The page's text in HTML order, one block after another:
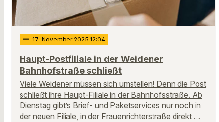
notes 17. November 2025 12:04
Haupt-Postfiliale in der Weidener
Bahnhofstraße schließt
Viele Weidener müssen sich umstellen! Denn die Post
schließt ihre Haupt-Filiale in der Bahnhofsstraße. Ab
Dienstag gibt’s Brief- und Paketservices nur noch in
der neuen Filiale, in der Frauenrichterstraße direkt …